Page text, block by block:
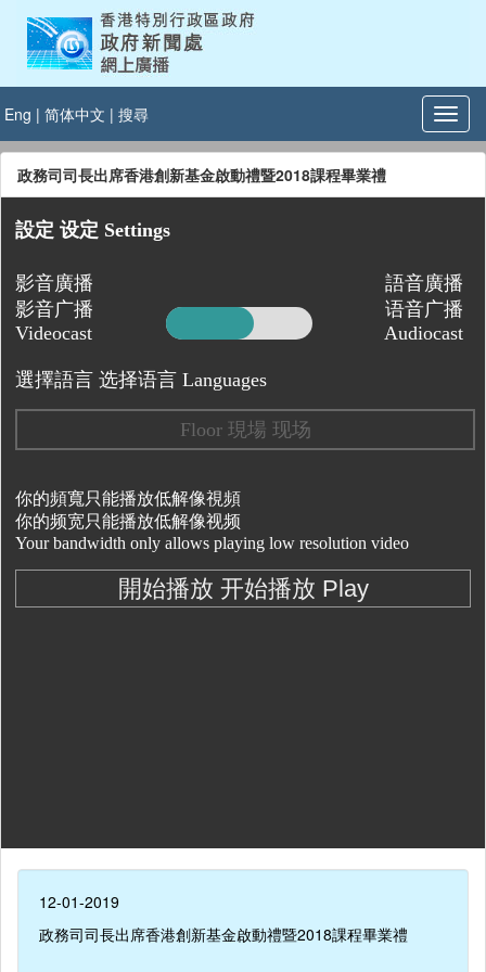
Eng | 简体中文 | 搜尋
政務司司長出席香港創新基金啟動禮暨2018課程畢業禮
12-01-2019
政務司司長出席香港創新基金啟動禮暨2018課程畢業禮